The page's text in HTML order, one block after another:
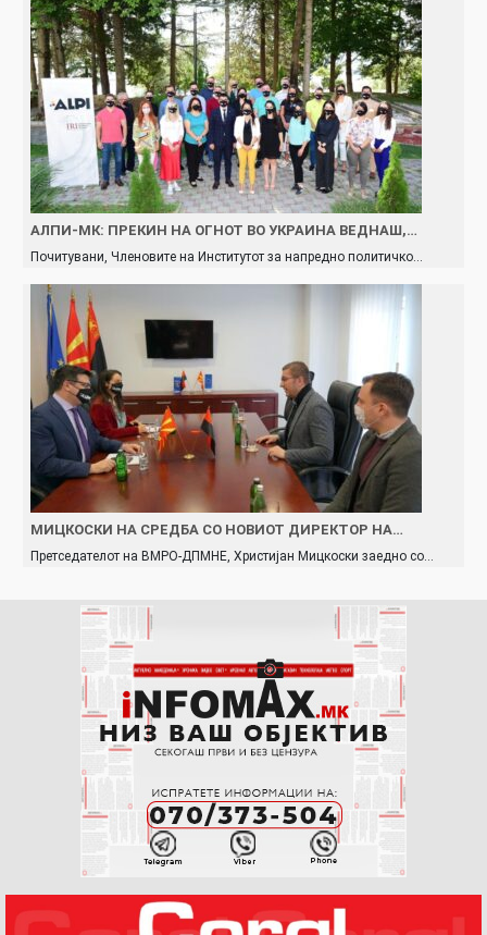
АЛПИ-МК: ПРЕКИН НА ОГНОТ ВО УКРАИНА ВЕДНАШ,…
Почитувани, Членовите на Институтот за напредно политичко…
МИЦКОСКИ НА СРЕДБА СО НОВИОТ ДИРЕКТОР НА…
Претседателот на ВМРО-ДПМНЕ, Христијан Мицкоски заедно со…